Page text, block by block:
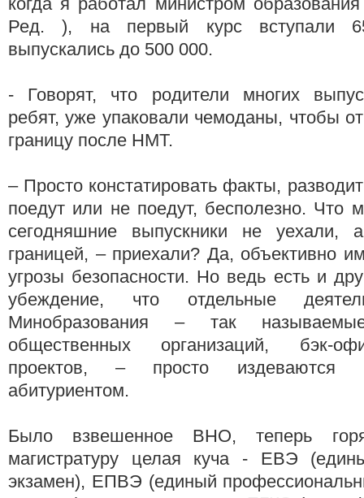
Ред. ), на первый курс вступали
выпускались до 500 000.
- Говорят, что родители многих
ребят, уже упаковали чемоданы, чтобы
границу после НМТ.
– Просто констатировать факты,
поедут или не поедут, бесполезно. Что
сегодняшние выпускники не уехали,
границей, – приехали? Да, объективно
угрозы безопасности. Но ведь есть и
убеждение, что отдельные
Минобразования – так называемые
общественных организаций, бэк-
проектов, – просто издеваются
абитуриентом.
Было взвешенное ВНО, теперь
магистратуру целая куча - ЕВЭ
экзамен), ЕПВЭ (единый